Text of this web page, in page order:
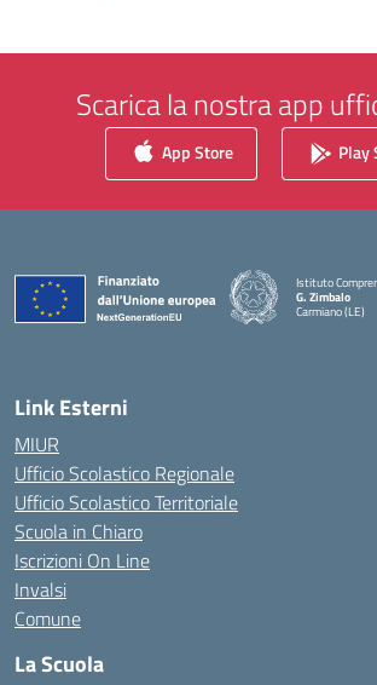
Scarica la nostra app
App Store Play
Istituto
G. Zimbalo
Carmiano (LE)
Link Esterni
MIUR
Ufficio Scolastico Regionale
Ufficio Scolastico Territoriale
Scuola in Chiaro
Iscrizioni On Line
Invalsi
Comune
La Scuola